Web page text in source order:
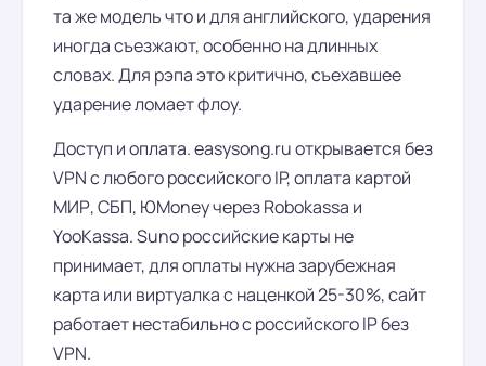
та же модель что и для английского, ударения
иногда съезжают, особенно на длинных
словах. Для рэпа это критично, съехавшее
ударение ломает флоу.
Доступ и оплата. easysong.ru открывается без
VPN с любого российского IP, оплата картой
МИР, СБП, ЮMoney через Robokassa и
YooKassa. Suno российские карты не
принимает, для оплаты нужна зарубежная
карта или виртуалка с наценкой 25-30%, сайт
работает нестабильно с российского IP без
VPN.